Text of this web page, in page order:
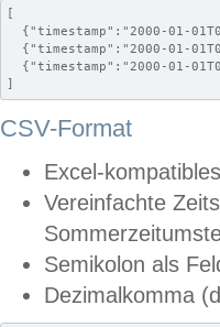
[
{"timestamp":"2000-01-
{"timestamp":"2000-01-
{"timestamp":"2000-01-
]
CSV-Format
Excel-
Vereinfachte
Semikolon als
Dezimalkomma